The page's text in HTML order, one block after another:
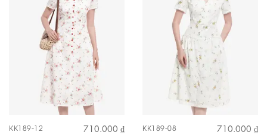
KK189-12
710.000 ₫
KK189-08
710.000 ₫